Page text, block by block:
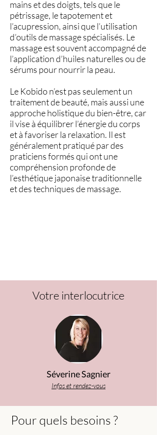
mains et des doigts, tels que le
pétrissage, le tapotement et
l’acupression, ainsi que l’utilisation
d’outils de massage spécialisés. Le
massage est souvent accompagné de
l’application d’huiles naturelles ou de
sérums pour nourrir la peau.
Le Kobido n’est pas seulement un
traitement de beauté, mais aussi une
approche holistique du bien-être, car
il vise à équilibrer l’énergie du corps
et à favoriser la relaxation. Il est
généralement pratiqué par des
praticiens formés qui ont une
compréhension profonde de
l’esthétique japonaise traditionnelle
et des techniques de massage.
Votre interlocutrice
Séverine Sagnier
Infos et rendez-vous
Pour quels besoins ?